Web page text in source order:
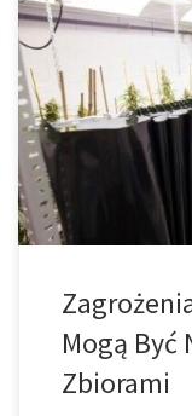
Stare powiedzenie,
winiarzy z regionu
powodzenie swoich
spokojnie, gdy
spoczną spokojnie,
pracy nie będą
Mogą Być
Zbiorami